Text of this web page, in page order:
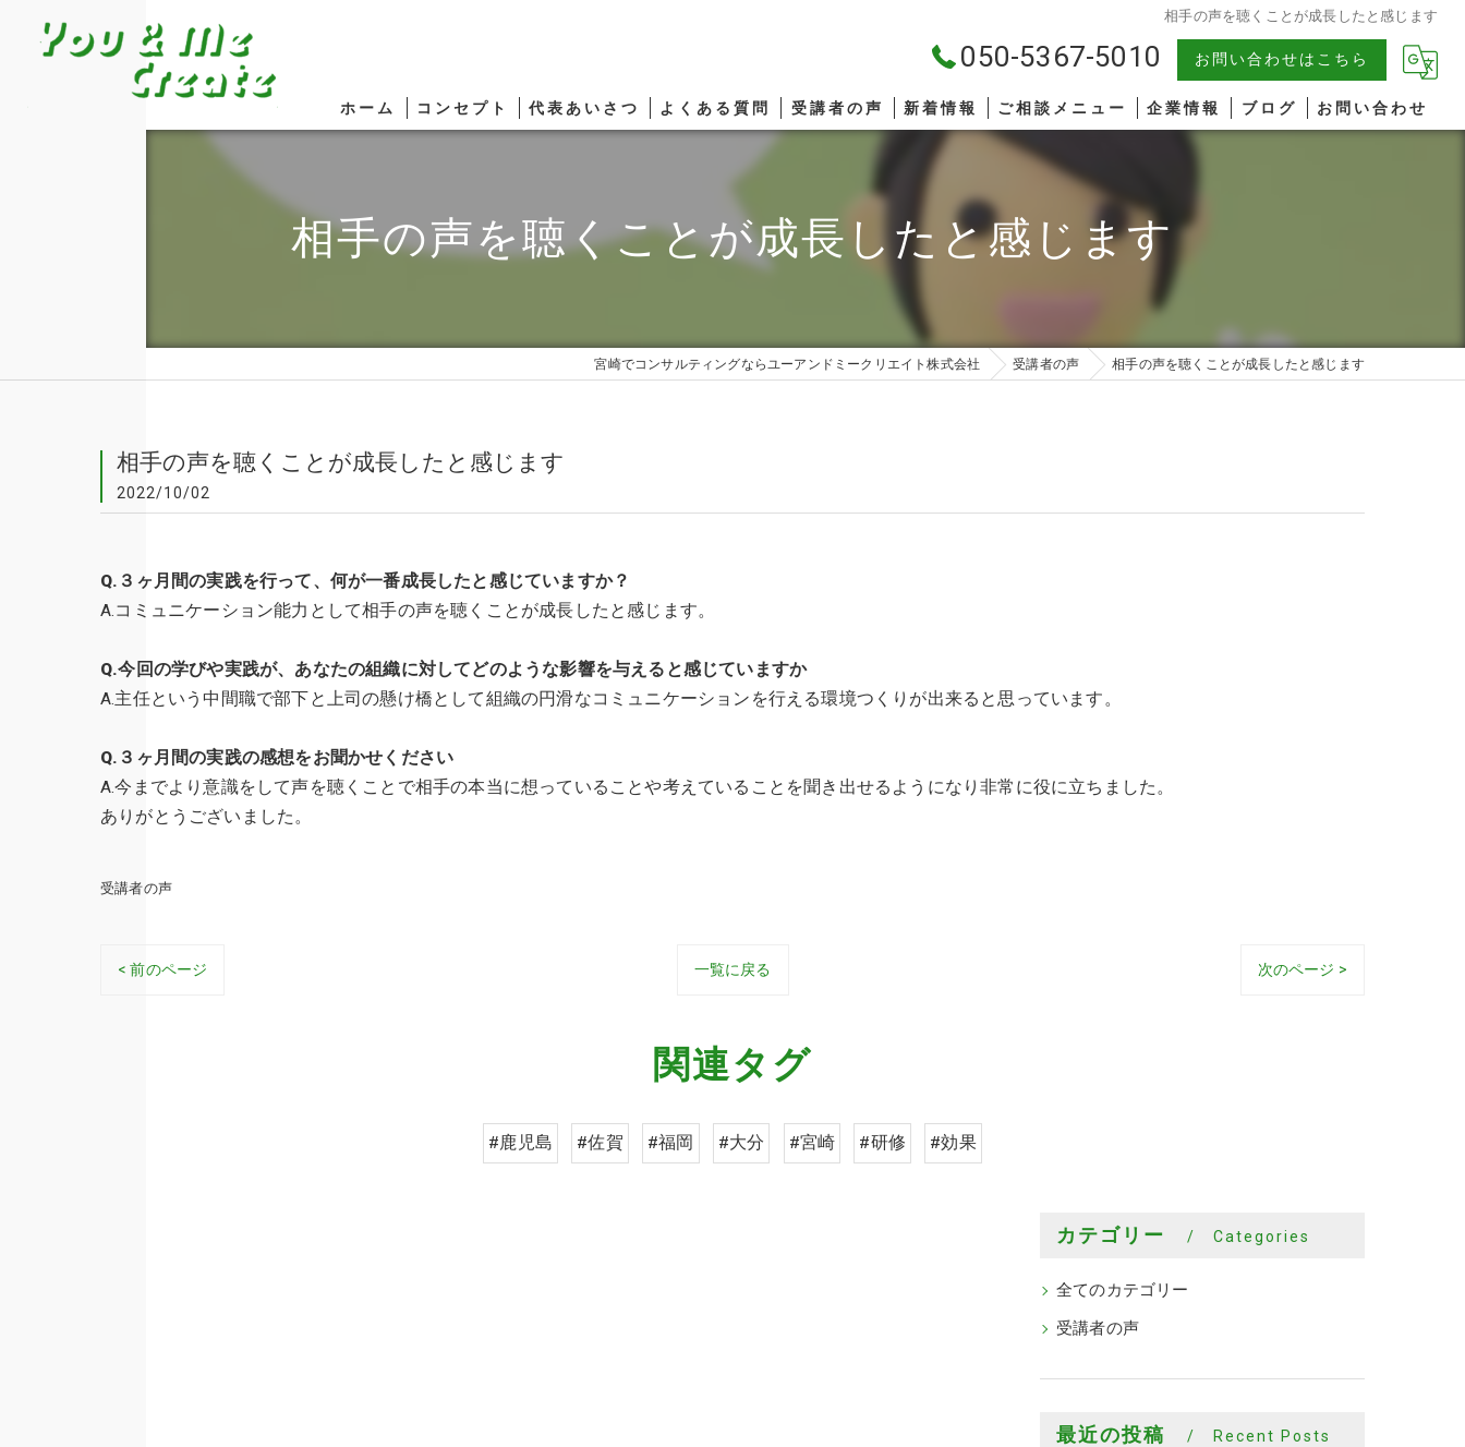
相手の声を聴くことが成長したと感じます
050-5367-5010 お問い合わせはこちら
ホーム コンセプト 代表あいさつ よくある質問 受講者の声 新着情報 ご相談メニュー
中小企業
AIコンサルティング
ファシリテーション
企業情報
著書一覧
ブログ お問い合わせ
相手の声を聴くことが成長したと感じます
宮崎でコンサルティングならユーアンドミークリエイト株式会社 受講者の声 相手の声を聴くことが成長したと感じます
相手の声を聴くことが成長したと感じます
2022/10/02
Q.３ヶ月間の実践を行って、何が一番成長したと感じていますか？
A.コミュニケーション能力として相手の声を聴くことが成長したと感じます。
Q.今回の学びや実践が、あなたの組織に対してどのような影響を与えると感じていますか
A.主任という中間職で部下と上司の懸け橋として組織の円滑なコミュニケーションを行える環境つくりが出来ると思っています。
Q.３ヶ月間の実践の感想をお聞かせください
A.今までより意識をして声を聴くことで相手の本当に想っているこ とや考えていることを聞き出せるようになり非常に役に立ちました。
ありがとうございました。
受講者の声
< 前のページ 一覧に戻る 次のページ >
関連タグ
#鹿児島 #佐賀 #福岡 #大分 #宮崎 #研修 #効果
カテゴリー Categories
全てのカテゴリー
受講者の声
最近の投稿 Recent Posts